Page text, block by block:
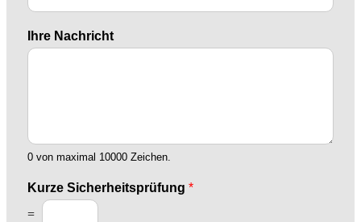
Ihre Nachricht
0 von maximal 10000 Zeichen.
E
-
M
Kurze Sicherheitsprüfung *
=